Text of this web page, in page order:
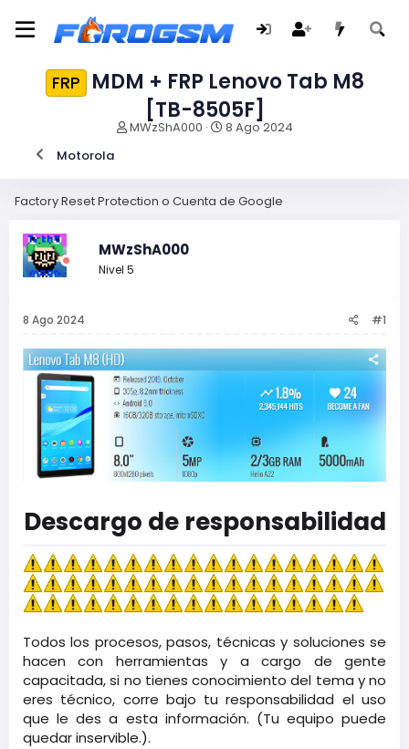
FRP
MDM + FRP Lenovo Tab M8
[TB-8505F]
I
a
o
r
d
m
a
MWzShA000
F
d
8 Ago 2024
Motorola
Factory Reset Protection o Cuenta de Google
MWzShA000
Nivel 5
8 Ago 2024 #1
Descargo de responsabilidad
Todos los procesos, pasos, técnicas y soluciones se
hacen con herramientas y a cargo de gente
capacitada, si no tienes conocimiento del tema y no
eres técnico, corre bajo tu responsabilidad el uso
que le des a esta información. (Tu equipo puede
quedar inservible.).